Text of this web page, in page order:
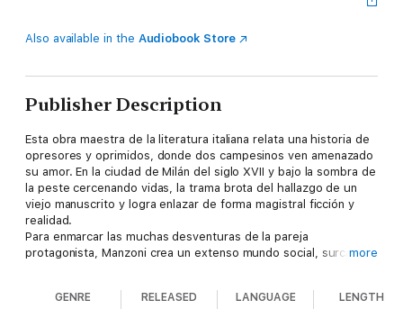
Also available in the Audiobook Store
Publisher Description
Esta obra maestra de la literatura italiana relata una historia de
opresores y oprimidos, donde dos campesinos ven amenazado
su amor. En la ciudad de Milán del siglo XVII y bajo la sombra de
la peste cercenando vidas, la trama brota del hallazgo de un
viejo manuscrito y logra enlazar de forma magistral ficción y
realidad.
Para enmarcar las muchas desventuras de la pareja
protagonista, Manzoni crea un extenso mundo social, surcado
y amor, risa, desprecio o admiración. El autor los retrata
more
GENRE RELEASED LANGUAGE LENGTH